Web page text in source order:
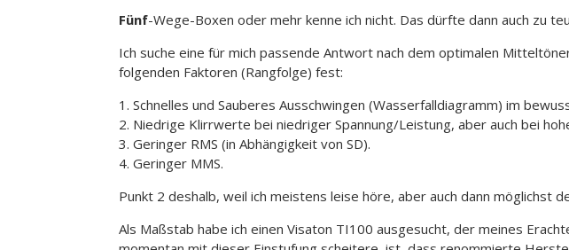
Fünf-Wege-Boxen oder mehr kenne ich nicht. Das dürfte dann auch zu
Ich suche eine für mich passende Antwort nach dem optimalen
folgenden Faktoren (Rangfolge) fest:
1. Schnelles und Sauberes Ausschwingen (Wasserfalldiagramm) im
2. Niedrige Klirrwerte bei niedriger Spannung/Leistung, aber auch bei
3. Geringer RMS (in Abhängigkeit von SD).
4. Geringer MMS.
Punkt 2 deshalb, weil ich meistens leise höre, aber auch dann möglichst
Als Maßstab habe ich einen Visaton TI100 ausgesucht, der meines